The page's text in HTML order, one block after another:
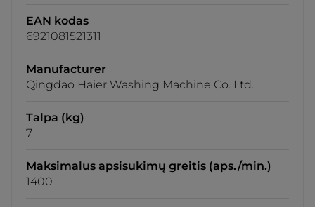
EAN kodas
6921081521311
Manufacturer
Qingdao Haier Washing Machine Co. Ltd.
Talpa (kg)
7
Maksimalus apsisukimų greitis (aps./min.)
1400